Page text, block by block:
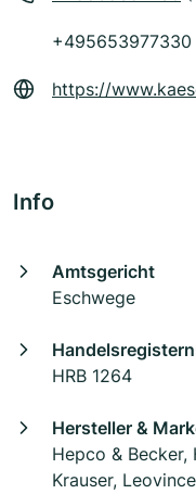
+495653977330
https://
Info
Amtsgericht
Eschwege
HRB 1264
Hersteller &
Hepco & Becker,
Krauser,